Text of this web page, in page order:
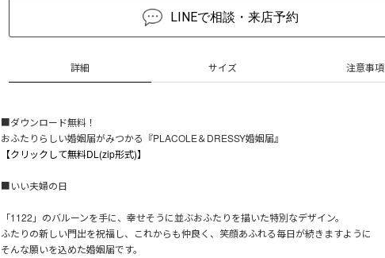
LINEで相談・来店予約
詳細 サイズ 注意事項
■ダウンロード無料！
おふたりらしい婚姻届がみつかる『PLACOLE＆DRESSY婚姻届』
【クリックして無料DL(zip形式)】
■いい夫婦の日
「1122」のバルーンを手に、幸せそうに並ぶおふたりを描いた特別なデザイン。
ふたりの新しい門出を祝福し、これからも仲良く、笑顔あふれる毎日が続きますように
そんな願いを込めた婚姻届です。